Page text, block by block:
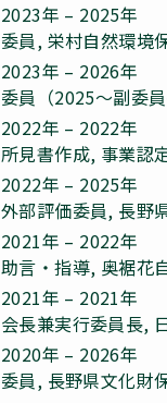
2023年 – 2025年
委員, 栄村自然環境
2023年 – 2026年
委員（2025～副委
2022年 – 2022年
所見書作成, 事業認
2022年 – 2025年
外部評価委員, 長野
2021年 – 2022年
助言・指導, 奥裾花
2021年 – 2021年
会長兼実行委員長,
2020年 – 2026年
委員, 長野県文化財